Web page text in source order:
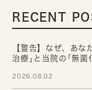
RECENT
【警告】なぜ、あ
治療｣と当院の｢無菌
2026.08.02